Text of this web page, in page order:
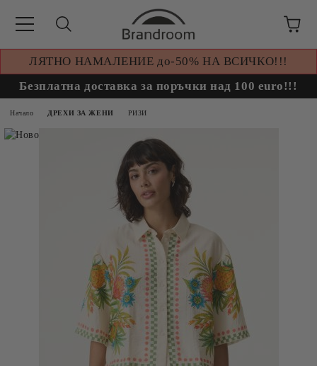
ЛЯТНО НАМАЛЕНИЕ до-50% НА ВСИЧКО!!!
Безплатна доставка за поръчки над 100 euro!!!
Начало ДРЕХИ ЗА ЖЕНИ РИЗИ